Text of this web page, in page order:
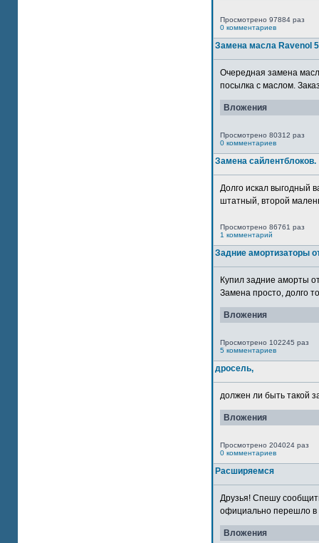
Просмотрено 97884 раз
0 комментариев
Замена масла Ravenol
Очередная замена
посылка с маслом.
Вложения
Просмотрено 80312 раз
0 комментариев
Замена сайлентблоков.
Долго искал выгодный
штатный, второй
Просмотрено 86761 раз
1 комментарий
Задние амортизаторы
Купил задние аморты
Замена просто, долго
Вложения
Просмотрено 102245 раз
5 комментариев
дросель,
должен ли быть такой
Вложения
Просмотрено 204024 раз
0 комментариев
Расширяемся
Друзья! Спешу
официально перешло в
Вложения